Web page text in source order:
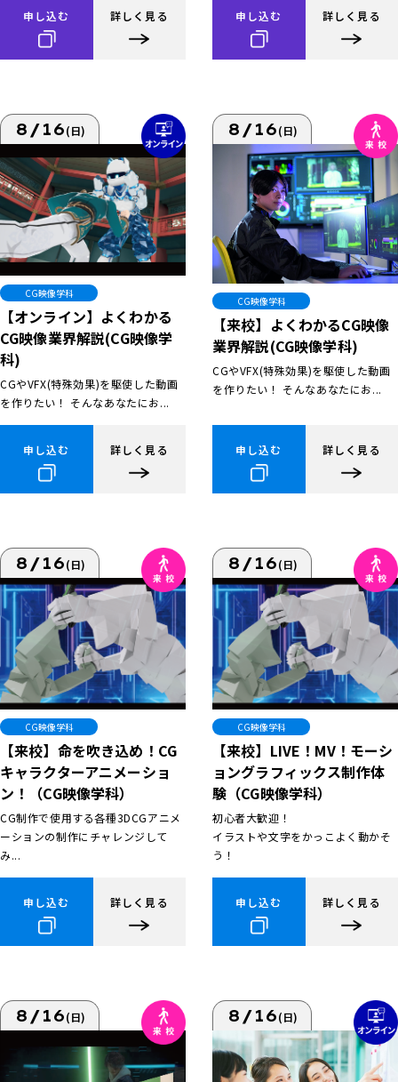
申し込む 詳しく見る 申し込む 詳しく見る
8/16(日)
CG映像学科
【オンライン】よくわかる
CG映像業界解説(CG映像学
科)
CGやVFX(特殊効果)を駆使した動画
を作りたい！ そんなあなたにお...
申し込む 詳しく見る
8/16(日)
CG映像学科
【来校】よくわかるCG映像
業界解説(CG映像学科)
CGやVFX(特殊効果)を駆使した動画
を作りたい！ そんなあなたにお...
申し込む 詳しく見る
8/16(日)
CG映像学科
【来校】命を吹き込め！CG
キャラクターアニメーショ
ン！（CG映像学科）
CG制作で使用する各種3DCGアニメ
ーションの制作にチャレンジして
み...
申し込む 詳しく見る
8/16(日)
CG映像学科
【来校】LIVE！MV！モーシ
ョングラフィックス制作体
験（CG映像学科）
初心者大歓迎！
イラストや文字をかっこよく動かそ
う！
申し込む 詳しく見る
8/16(日) 8/16(日)